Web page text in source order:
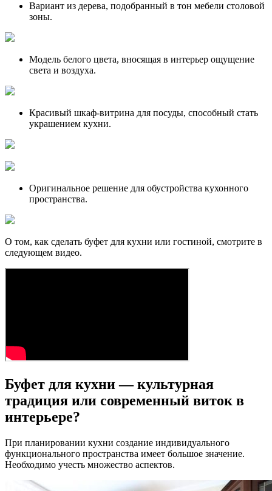
Вариант из дерева, подобранный в тон мебели столовой
зоны.
Модель белого цвета, вносящая в интерьер ощущение
света и воздуха.
Красивый шкаф-витрина для посуды, способный стать
украшением кухни.
Оригинальное решение для обустройства кухонного
пространства.
О том, как сделать буфет для кухни или гостиной, смотрите в
следующем видео.
Буфет для кухни — культурная
традиция или современный виток в
интерьере?
При планировании кухни создание индивидуального
функционального пространства имеет большое значение.
Необходимо учесть множество аспектов.